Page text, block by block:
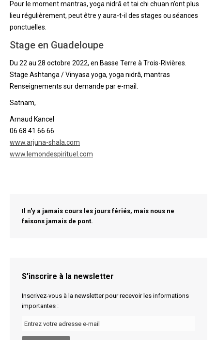
Pour le moment mantras, yoga nidrâ et tai chi chuan n’ont plus
lieu régulièrement, peut être y aura-t-il des stages ou séances
ponctuelles.
Stage en Guadeloupe
Du 22 au 28 octobre 2022, en Basse Terre à Trois-Rivières.
Stage Ashtanga / Vinyasa yoga, yoga nidrâ, mantras
Renseignements sur demande par e-mail.
Satnam,
Arnaud Kancel
06 68 41 66 66
www.arjuna-shala.com
www.lemondespirituel.com
Il n'y a jamais cours les jours fériés, mais nous ne
faisons jamais de pont.
S’inscrire à la newsletter
Inscrivez-vous à la newsletter pour recevoir les informations
importantes :